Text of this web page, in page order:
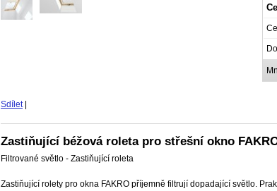
Sdílet
Zastiňující béžová roleta pro střešní okno
Filtrované světlo - Zastiňující roleta
Zastiňující rolety pro okna FAKRO příjemně filtrují dopadající světlo.